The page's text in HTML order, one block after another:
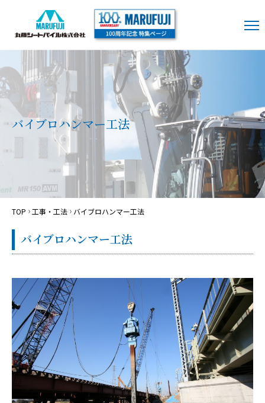
バイブロハンマー工法
TOP 工事・工法 バイブロハンマー工法
バイブロハンマー工法